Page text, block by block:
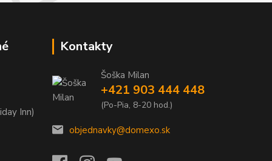
Inn)
Kontakty
Šoška Milan
+421 903 444 448
(Po-Pia, 8-20 hod.)
objednavky@domexo.sk